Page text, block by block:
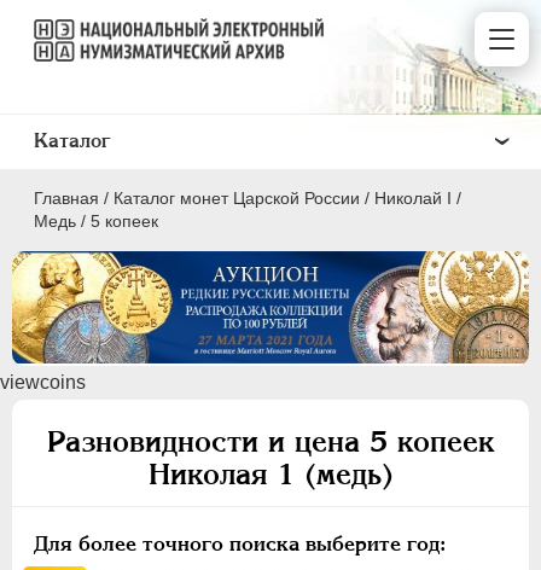
Главная / Каталог монет Царской России / Николай I /
Медь / 5 копеек
viewcoins
Разновидности и цена 5 копеек
Николая 1 (медь)
Для более точного поиска выберите год:
Каталог
ПEТР I 1699 - 1725
ЕКАТЕРИНА I
АННА ИОАННОВНА 1730-1740
ИОАНН АНТОНОВИЧ 1740-1741
ПЕТР III 1762-1762